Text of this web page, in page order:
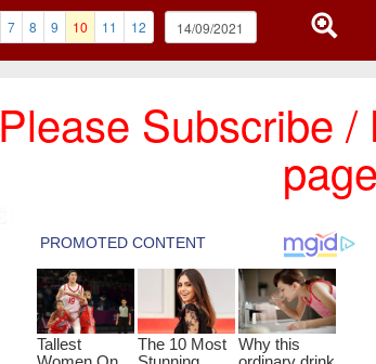
7 8 9 10 11 12
Please Subscribe